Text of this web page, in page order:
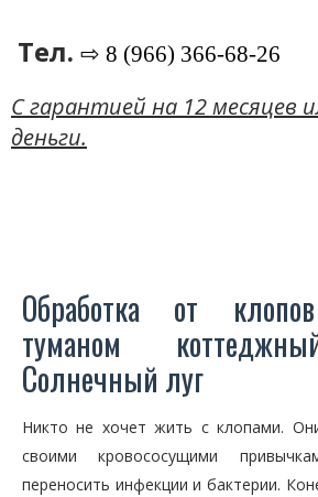
Тел. ⇨ 8 (966) 366-68-26
C гарантией на 12 месяцев
деньги.
Обработка от
туманом
Солнечный луг
Никто не хочет жить с клопами.
своими кровососущими
переносить инфекции и бактерии.